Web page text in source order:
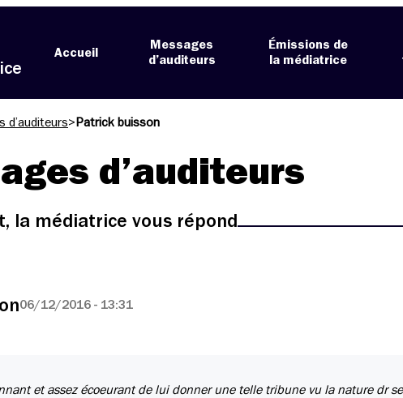
Accueil
Messages
d’auditeurs
Émissions de
la médiatrice
d’auditeurs> Patrick buisson
d’auditeurs
la médiatrice vous répond
06/12/2016 - 13:31
et assez écoeurant de lui donner une telle tribune vu la nature dr